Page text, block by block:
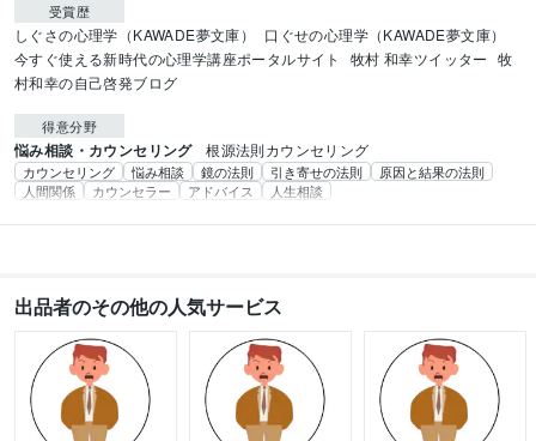
受賞歴
しぐさの心理学（KAWADE夢文庫）
口ぐせの心理学（KAWADE夢文庫）
今すぐ使える新時代の心理学講座ポータルサイト
牧村 和幸ツイッター 牧
村和幸の自己啓発ブログ
得意分野
悩み相談・カウンセリング 根源法則カウンセリング
カウンセリング 悩み相談 鏡の法則 引き寄せの法則
原因と結果の法則
人間関係
カウンセラー アドバイス 人生相談
出品者のその他の人気サービス